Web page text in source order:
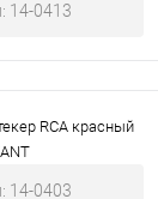
14-0413
RCA красный
14-0403